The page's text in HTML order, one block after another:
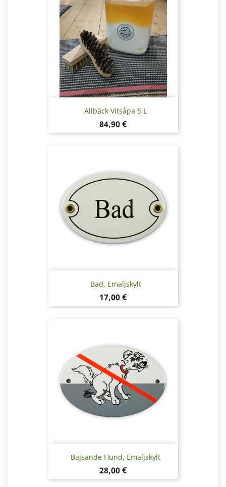
Allbäck Vitsåpa 5 L
Pris
84,90 €
Bad, Emaljskylt
Pris
17,00 €
Bajsande Hund, Emaljskylt
Pris
28,00 €